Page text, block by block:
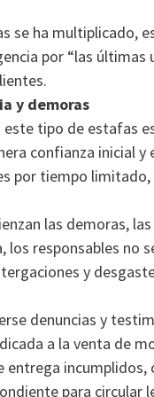
se ha multiplicado,
por “las
y demoras
tipo de estafas
confianza inicial
por tiempo
las demoras,
responsables no
y
denuncias y
a la venta de
para circular